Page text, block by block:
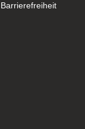
Barrierefreiheit